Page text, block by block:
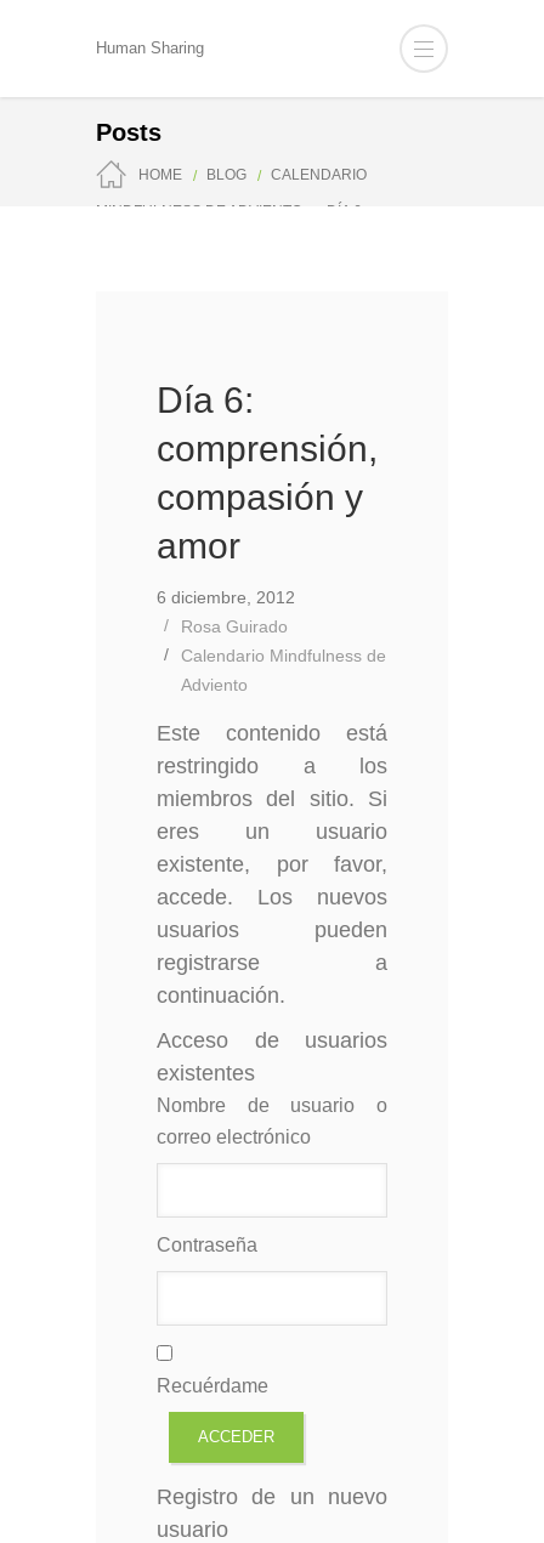
Human Sharing
Posts
HOME BLOG CALENDARIO
MINDFULNESS DE ADVIENTO DÍA 6:
Día 6:
comprensión,
compasión y
amor
6 diciembre, 2012
Rosa Guirado
Calendario Mindfulness de
Adviento
Este contenido está
restringido a los
miembros del sitio. Si
eres un usuario
existente, por favor,
accede. Los nuevos
usuarios pueden
registrarse a
continuación.
Acceso de usuarios
existentes
Nombre de usuario o
correo electrónico
Contraseña
Recuérdame
Registro de un nuevo
usuario